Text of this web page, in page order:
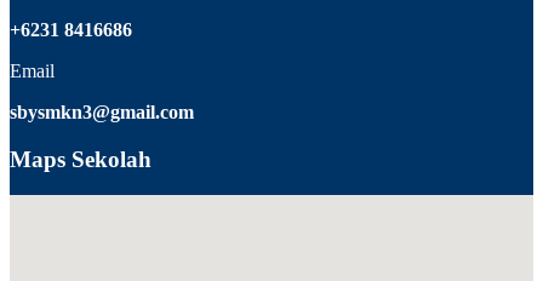
+6231 8416686
Email
sbysmkn3@gmail.com
Maps Sekolah